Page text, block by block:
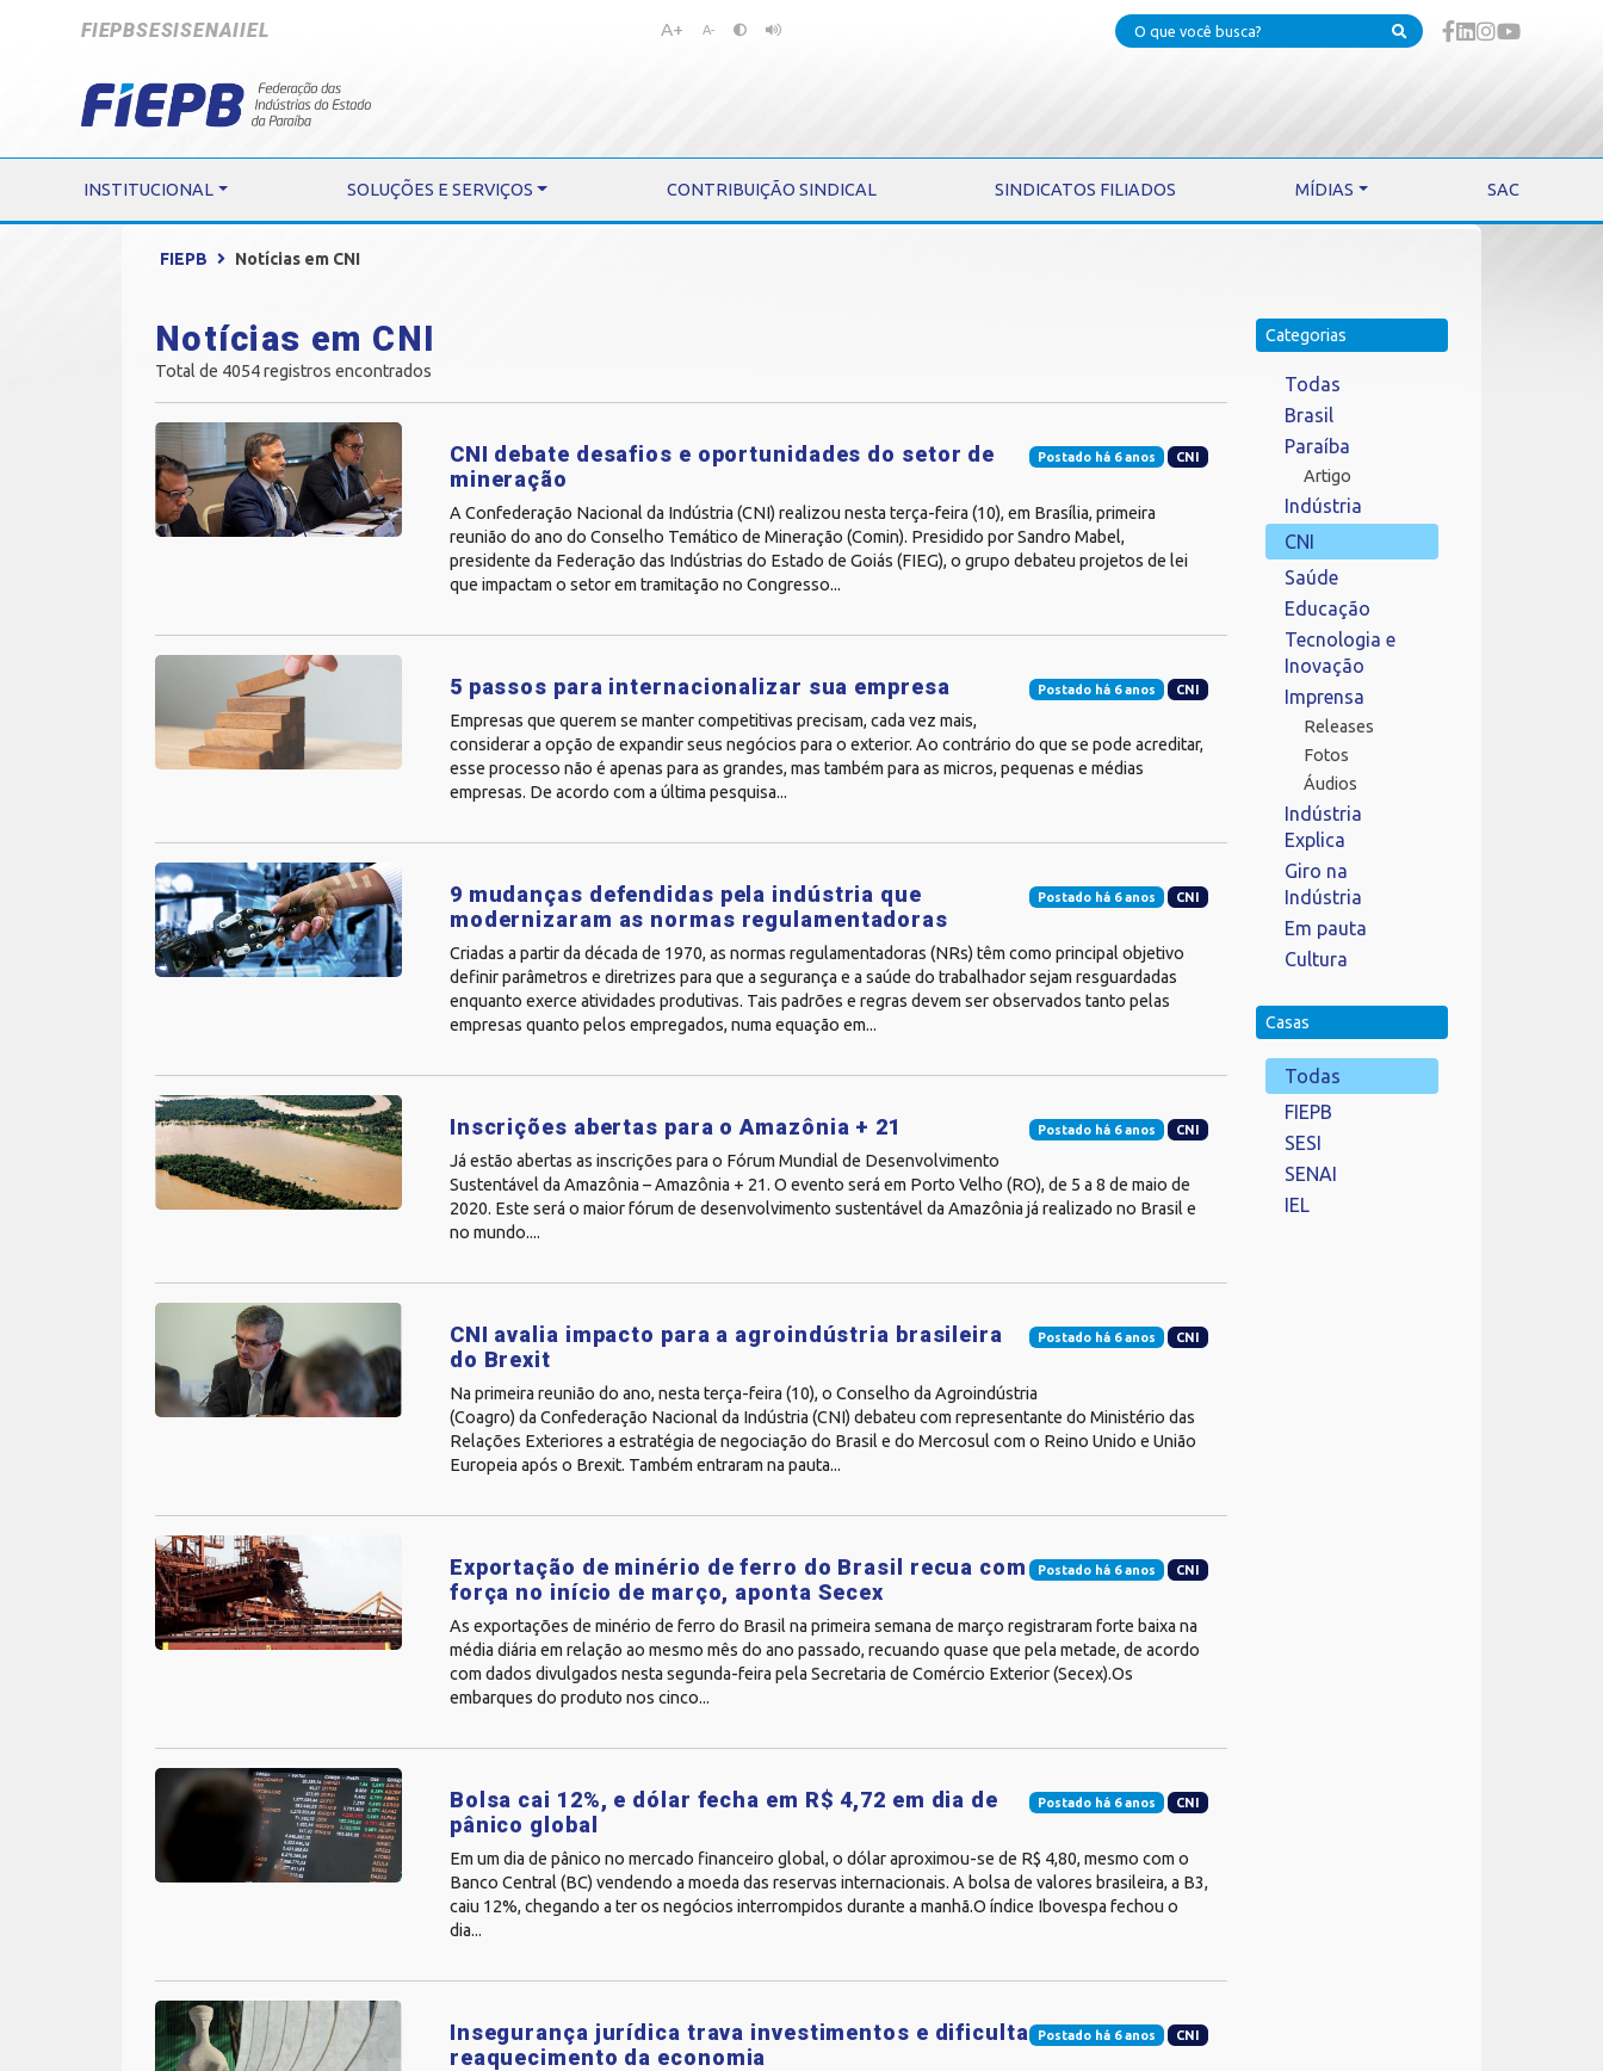
FIEPBSESISENAIIEL
Pular
Pular
A+ A-
INSTITUCIONAL SOLUÇÕES E SERVIÇOS CONTRIBUIÇÃO SINDICAL SINDICATOS FILIADOS MÍDIAS SAC
FIEPB Notícias em CNI
Notícias em CNI
Total de 4054 registros encontrados
Postado há 6 anos CNI
CNI debate desafios e oportunidades do setor de
mineração
A Confederação Nacional da Indústria (CNI) realizou nesta terça-feira (10), em Brasília, primeira
reunião do ano do Conselho Temático de Mineração (Comin). Presidido por Sandro Mabel,
presidente da Federação das Indústrias do Estado de Goiás (FIEG), o grupo debateu projetos de lei
que impactam o setor em tramitação no Congresso...
Postado há 6 anos CNI
5 passos para internacionalizar sua empresa
Empresas que querem se manter competitivas precisam, cada vez mais,
considerar a opção de expandir seus negócios para o exterior. Ao contrário do que se pode acreditar,
esse processo não é apenas para as grandes, mas também para as micros, pequenas e médias
empresas. De acordo com a última pesquisa...
Postado há 6 anos CNI
9 mudanças defendidas pela indústria que
modernizaram as normas regulamentadoras
Criadas a partir da década de 1970, as normas regulamentadoras (NRs) têm como principal objetivo
definir parâmetros e diretrizes para que a segurança e a saúde do trabalhador sejam resguardadas
enquanto exerce atividades produtivas. Tais padrões e regras devem ser observados tanto pelas
empresas quanto pelos empregados, numa equação em...
Postado há 6 anos CNI
Inscrições abertas para o Amazônia + 21
Já estão abertas as inscrições para o Fórum Mundial de Desenvolvimento
Sustentável da Amazônia – Amazônia + 21. O evento será em Porto Velho (RO), de 5 a 8 de maio de
2020. Este será o maior fórum de desenvolvimento sustentável da Amazônia já realizado no Brasil e
no mundo....
Postado há 6 anos CNI
CNI avalia impacto para a agroindústria brasileira
do Brexit
Na primeira reunião do ano, nesta terça-feira (10), o Conselho da Agroindústria
(Coagro) da Confederação Nacional da Indústria (CNI) debateu com representante do Ministério das
Relações Exteriores a estratégia de negociação do Brasil e do Mercosul com o Reino Unido e União
Europeia após o Brexit. Também entraram na pauta...
Postado há 6 anos CNI
Exportação de minério de ferro do Brasil recua com
força no início de março, aponta Secex
As exportações de minério de ferro do Brasil na primeira semana de março registraram forte baixa na
média diária em relação ao mesmo mês do ano passado, recuando quase que pela metade, de acordo
com dados divulgados nesta segunda-feira pela Secretaria de Comércio Exterior (Secex).Os
embarques do produto nos cinco...
Postado há 6 anos CNI
Bolsa cai 12%, e dólar fecha em R$ 4,72 em dia de
pânico global
Em um dia de pânico no mercado financeiro global, o dólar aproximou-se de R$ 4,80, mesmo com o
Banco Central (BC) vendendo a moeda das reservas internacionais. A bolsa de valores brasileira, a B3,
caiu 12%, chegando a ter os negócios interrompidos durante a manhã.O índice Ibovespa fechou o
dia...
Postado há 6 anos CNI
Insegurança jurídica trava investimentos e dificulta
reaquecimento da economia
Categorias
Todas
Brasil
Paraíba
Artigo
Indústria
CNI
Saúde
Educação
Tecnologia e
Inovação
Imprensa
Releases
Fotos
Áudios
Indústria
Explica
Giro na
Indústria
Em pauta
Cultura
Casas
Todas
FIEPB
SESI
SENAI
IEL